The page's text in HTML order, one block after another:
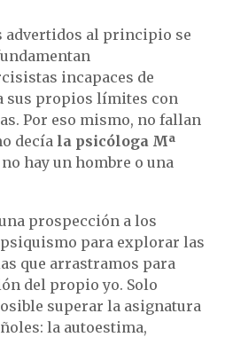
advertidos al principio se
incapaces de
sus propios límites con
Por eso mismo, no fallan
decía la psicóloga Mª
hay un hombre o una
prospección a los
para explorar las
que arrastramos para
del propio yo. Solo
superar la asignatura
la autoestima,